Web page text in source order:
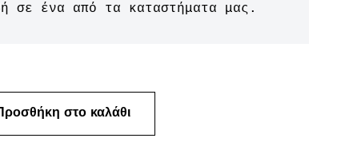
σε ένα από τα καταστήματα μας.
Προσθήκη στο καλάθι